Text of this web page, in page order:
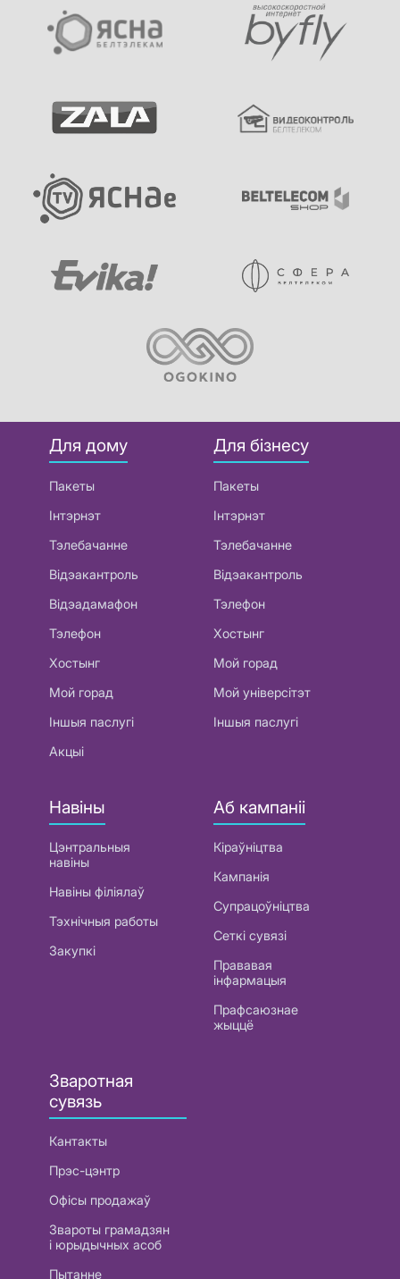
Для дому
Пакеты
Інтэрнэт
Тэлебачанне
Відэакантроль
Відэадамафон
Тэлефон
Хостынг
Мой горад
Іншыя паслугі
Акцыі
Для бізнесу
Пакеты
Інтэрнэт
Тэлебачанне
Відэакантроль
Тэлефон
Хостынг
Мой горад
Мой універсітэт
Іншыя паслугі
Навіны
Цэнтральныя
навіны
Навіны філіялаў
Тэхнічныя работы
Закупкі
Аб кампаніі
Кіраўніцтва
Кампанія
Супрацоўніцтва
Сеткі сувязі
Прававая
інфармацыя
Прафсаюзнае
жыццё
Зваротная
сувязь
Кантакты
Прэс-цэнтр
Офісы продажаў
Звароты грамадзян
і юрыдычных асоб
Пытанне